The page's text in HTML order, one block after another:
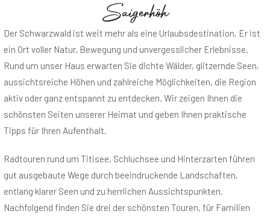
Saigerhöh
Der Schwarzwald ist weit mehr als eine Urlaubsdestination. Er ist
ein Ort voller Natur, Bewegung und unvergesslicher Erlebnisse.
Rund um unser Haus erwarten Sie dichte Wälder, glitzernde Seen,
aussichtsreiche Höhen und zahlreiche Möglichkeiten, die Region
aktiv oder ganz entspannt zu entdecken. Wir zeigen Ihnen die
schönsten Seiten unserer Heimat und geben Ihnen praktische
Tipps für Ihren Aufenthalt.
Radtouren rund um Titisee, Schluchsee und Hinterzarten führen
gut ausgebaute Wege durch beeindruckende Landschaften,
entlang klarer Seen und zu herrlichen Aussichtspunkten.
Nachfolgend finden Sie drei der schönsten Touren, für Familien